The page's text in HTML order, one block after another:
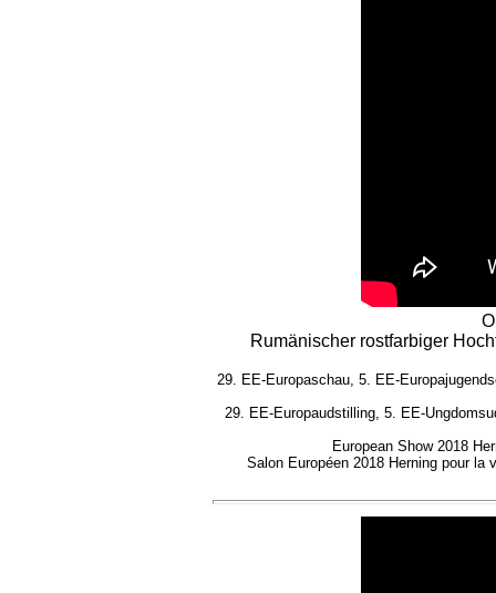
Rumänischer rostfarbiger
29. EE-Europaschau, 5. EE-
29. EE-Europaudstilling, 5. EE-
European Show 2018
Salon Européen 2018 Herning pour